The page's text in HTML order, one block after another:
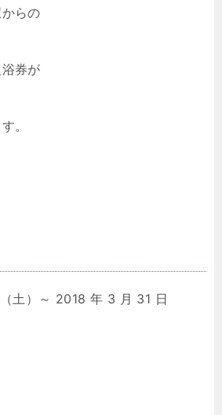
らの
券が
。
土）～ 2018 年 3 月 31 日